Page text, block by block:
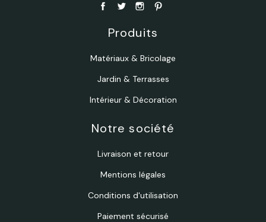
Produits
Matériaux & Bricolage
Jardin & Terrasses
Intérieur & Décoration
Notre société
Livraison et retour
Mentions légales
Conditions d'utilisation
Paiement sécurisé